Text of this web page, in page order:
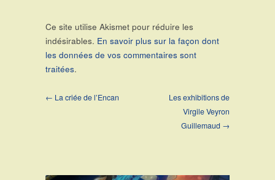
Ce site utilise Akismet pour réduire les
indésirables. En savoir plus sur la façon dont
les données de vos commentaires sont
traitées.
← La criée de l’Encan
Les exhibitions de
Virgile Veyron
Guillemaud →